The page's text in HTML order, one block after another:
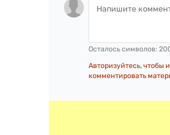
Осталось символов:
Авторизуйтесь, чтобы
комментировать